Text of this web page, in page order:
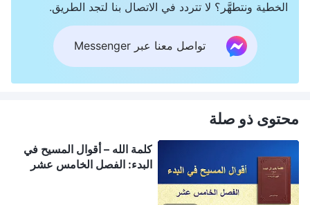
الخطية ونتطهَّر؟ لا تتردد في الاتصال بنا لتجد الطريق.
تواصل معنا عبر Messenger
محتوى ذو صلة
كلمة الله – أقوال المسيح في
البدء: الفصل الخامس عشر